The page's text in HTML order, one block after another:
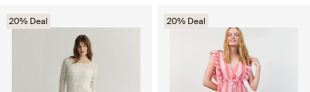
20% Deal 20% Deal